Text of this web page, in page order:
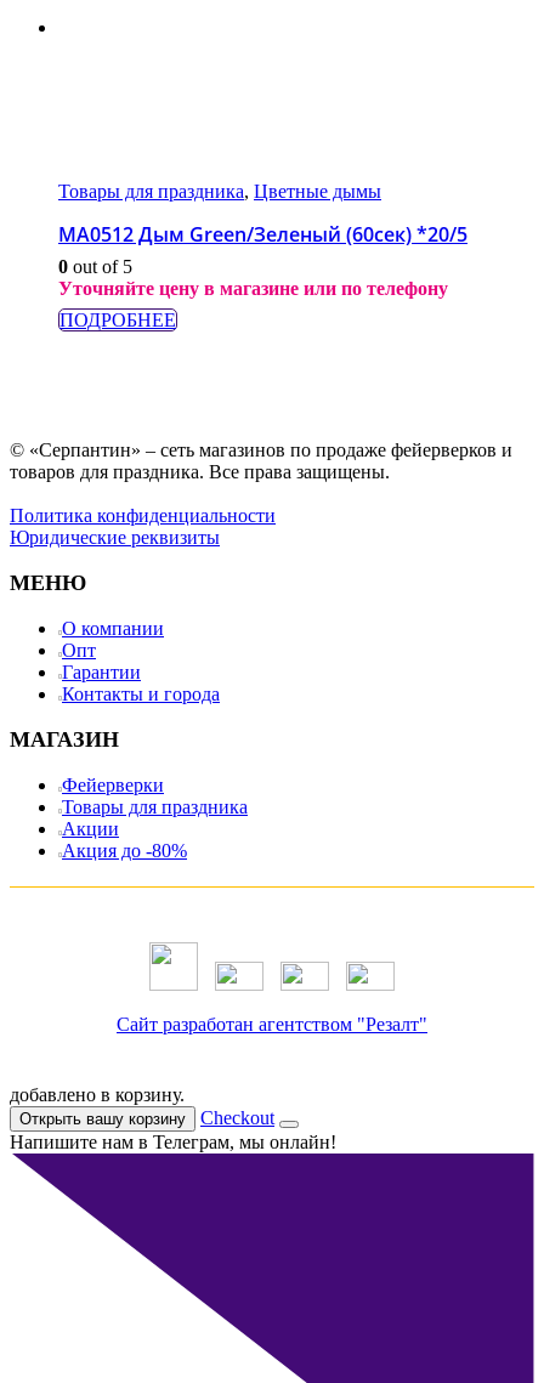
Товары для праздника, Цветные дымы
МА0512 Дым Green/Зеленый (60сек) *20/5
0 out of 5
Уточняйте цену в магазине или по телефону
ПОДРОБНЕЕ
© «Серпантин» – сеть магазинов по продаже фейерверков и
товаров для праздника. Все права защищены.
Политика конфиденциальности
Юридические реквизиты
МЕНЮ
О компании
Опт
Гарантии
Контакты и города
МАГАЗИН
Фейерверки
Товары для праздника
Акции
Акция до -80%
Сайт разработан агентством "Резалт"
добавлено в корзину.
Открыть вашу корзину
Checkout
Напишите нам в Телеграм, мы онлайн!